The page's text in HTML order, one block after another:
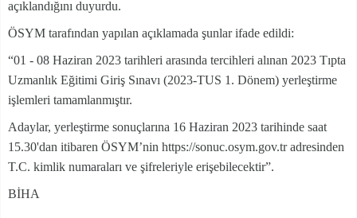
açıklandığını duyurdu.
ÖSYM tarafından yapılan açıklamada şunlar ifade edildi:
“01 - 08 Haziran 2023 tarihleri arasında tercihleri alınan 2023 Tıpta
Uzmanlık Eğitimi Giriş Sınavı (2023-TUS 1. Dönem) yerleştirme
işlemleri tamamlanmıştır.
Adaylar, yerleştirme sonuçlarına 16 Haziran 2023 tarihinde saat
15.30'dan itibaren ÖSYM’nin https://sonuc.osym.gov.tr adresinden
T.C. kimlik numaraları ve şifreleriyle erişebilecektir”.
BİHA